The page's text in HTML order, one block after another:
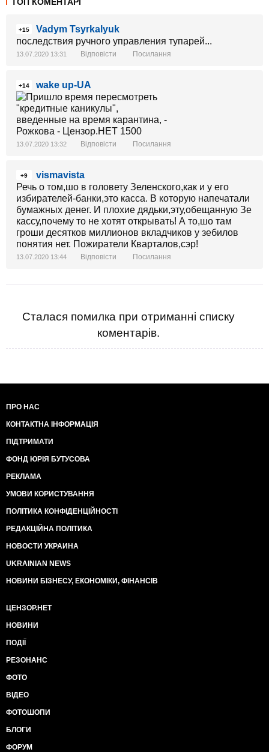
+15
Vadym Tsyrkalyuk
последствия ручного управления тупарей...
13.07.2020 13:31 Відповісти Посилання
+14 wake up-UA
13.07.2020 13:32 Відповісти Посилання
+9
vismavista
Речь о том,шо в головету Зеленского,как и у его
избирателей-банки,это касса. В которую напечатали
бумажных денег. И плохие дядьки,эту,обещанную Зе
кассу,почему то не хотят открывать! А то,шо там
гроши десятков миллионов вкладчиков у зебилов
понятия нет. Пожиратели Кварталов,сэр!
13.07.2020 13:44 Відповісти Посилання
Сталася помилка при отриманні списку
коментарів.
ПРО НАС
КОНТАКТНА ІНФОРМАЦІЯ
ПІДТРИМАТИ
ФОНД ЮРІЯ БУТУСОВА
РЕКЛАМА
УМОВИ КОРИСТУВАННЯ
ПОЛІТИКА КОНФІДЕНЦІЙНОСТІ
РЕДАКЦІЙНА ПОЛІТИКА
НОВОСТИ УКРАИНА
UKRAINIAN NEWS
НОВИНИ БІЗНЕСУ, ЕКОНОМІКИ, ФІНАНСІВ
ЦЕНЗОР.НЕТ
НОВИНИ
ПОДІЇ
РЕЗОНАНС
ФОТО
ВІДЕО
ФОТОШОПИ
БЛОГИ
ФОРУМ